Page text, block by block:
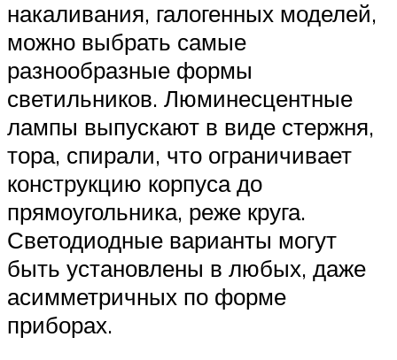
накаливания, галогенных моделей,
можно выбрать самые
разнообразные формы
светильников. Люминесцентные
лампы выпускают в виде стержня,
тора, спирали, что ограничивает
конструкцию корпуса до
прямоугольника, реже круга.
Светодиодные варианты могут
быть установлены в любых, даже
асимметричных по форме
приборах.